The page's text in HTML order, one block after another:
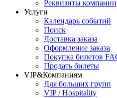
Реквизиты компании
Услуги
Календарь событий
Поиск
Доставка заказа
Оформление заказа
Покупка билетов
Продать билеты
VIP&Компаниям
Для больших групп
VIP / Hospitality